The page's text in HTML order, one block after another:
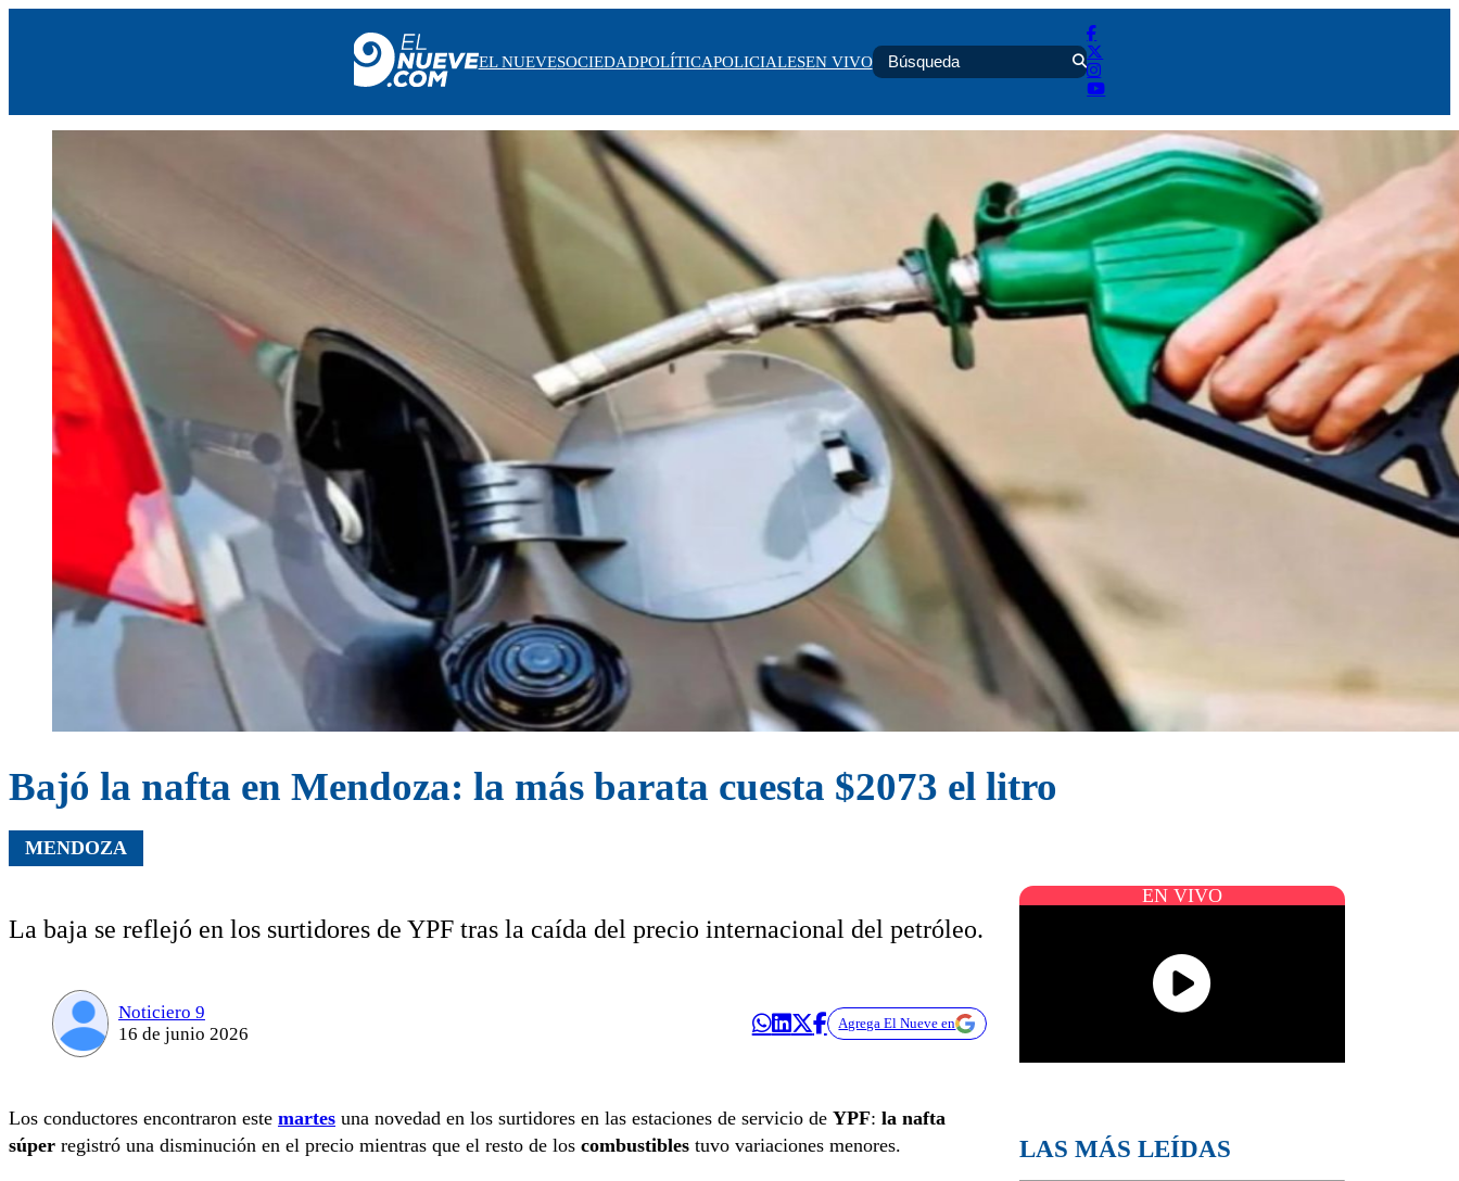
POLÍTICA
POLICIALES
EN VIVO
EL NUEVESOCIEDADPOLÍTICAPOLICIALESEN VIVO
Bajó la nafta en Mendoza: la más barata cuesta $2073 el litro
MENDOZA
La baja se reflejó en los surtidores de YPF tras la caída del precio internacional del petróleo.
Noticiero 9
16 de junio 2026
Agrega El Nueve en
Los conductores encontraron este martes una novedad en los surtidores en las estaciones de servicio de YPF: la nafta
súper registró una disminución en el precio mientras que el resto de los combustibles tuvo variaciones menores.
EN VIVO
LAS MÁS LEÍDAS